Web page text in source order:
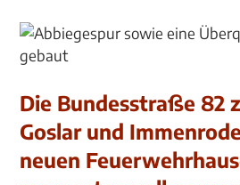
Die Bundesstraße 82
Goslar und
neuen